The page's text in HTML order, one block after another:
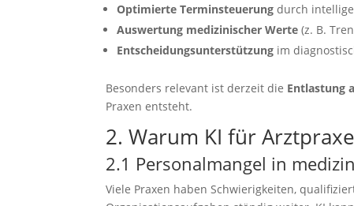
Optimierte Terminsteuerung durch
Auswertung medizinischer Werte (z. B.
Entscheidungsunterstützung im
Besonders relevant ist derzeit die Entlastung
Praxen entsteht.
2. Warum KI für
2.1 Personalmangel in
Viele Praxen haben Schwierigkeiten,